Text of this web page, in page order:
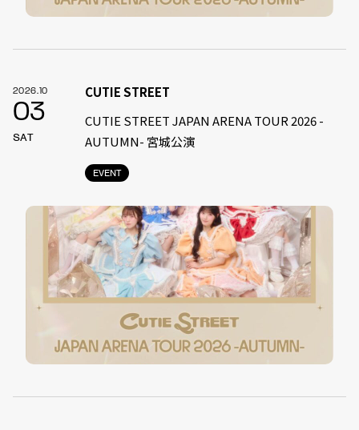
2026.10
03
SAT
EVENT
CUTIE STREET
CUTIE STREET JAPAN ARENA TOUR 2026 -
AUTUMN- 宮城公演